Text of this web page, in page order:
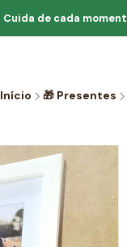
Cuida de cada
Início 🎁 Presentes